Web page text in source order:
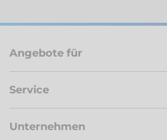
Angebote für
Service
Unternehmen